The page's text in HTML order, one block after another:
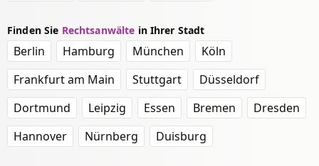
Finden Sie Rechtsanwälte in Ihrer Stadt
Berlin Hamburg München
Köln
Frankfurt am Main
Stuttgart
Düsseldorf
Dortmund
Leipzig Essen Bremen
Dresden
Hannover
Nürnberg Duisburg